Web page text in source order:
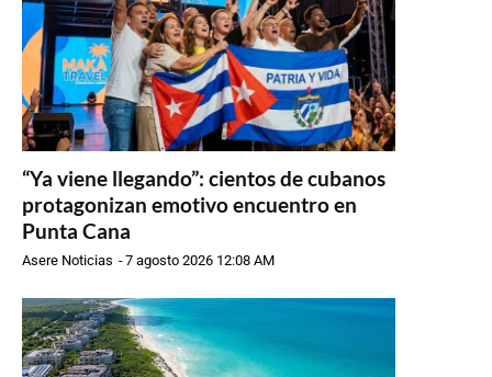
“Ya viene llegando”: cientos de cubanos
protagonizan emotivo encuentro en
Punta Cana
Asere Noticias -7 agosto 2026 12:08 AM